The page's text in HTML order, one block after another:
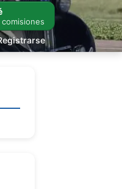
comisiones